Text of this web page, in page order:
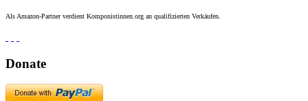
Als Amazon-Partner verdient Komponistinnen.org an qualifizierten Verkäufen.
Donate